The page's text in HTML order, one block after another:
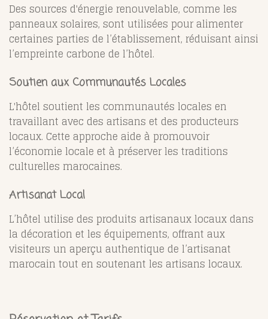
Des sources d'énergie renouvelable, comme les
panneaux solaires, sont utilisées pour alimenter
certaines parties de l’établissement, réduisant ainsi
l’empreinte carbone de l’hôtel.
Soutien aux Communautés Locales
L'hôtel soutient les communautés locales en
travaillant avec des artisans et des producteurs
locaux. Cette approche aide à promouvoir
l’économie locale et à préserver les traditions
culturelles marocaines.
Artisanat Local
L’hôtel utilise des produits artisanaux locaux dans
la décoration et les équipements, offrant aux
visiteurs un aperçu authentique de l’artisanat
marocain tout en soutenant les artisans locaux.